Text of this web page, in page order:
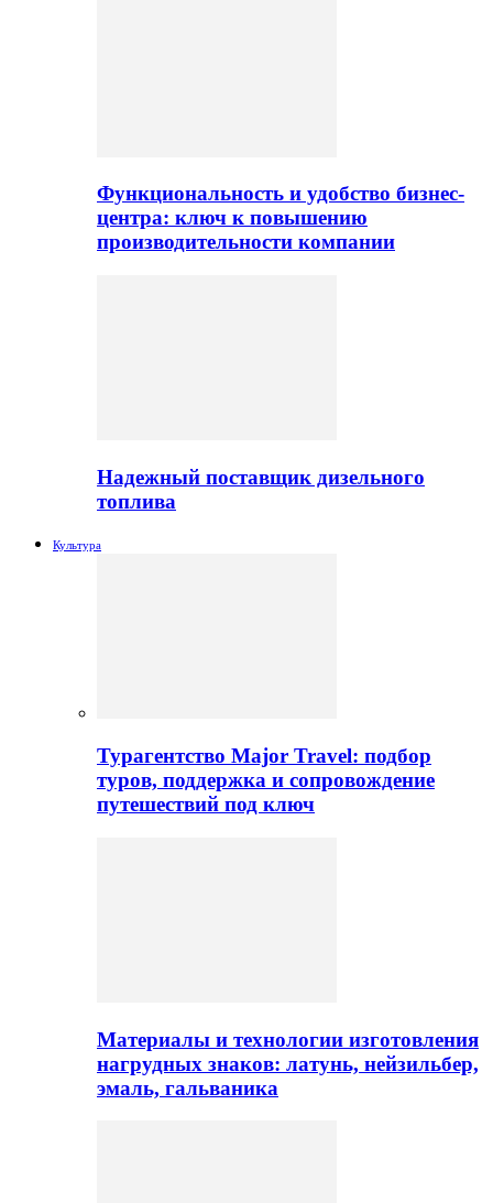
Функциональность и удобство бизнес-
центра: ключ к повышению
производительности компании
Надежный поставщик дизельного
топлива
Культура
Турагентство Major Travel: подбор
туров, поддержка и сопровождение
путешествий под ключ
Материалы и технологии изготовления
нагрудных знаков: латунь, нейзильбер,
эмаль, гальваника